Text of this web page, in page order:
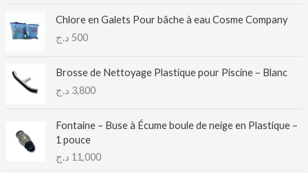
Chlore en Galets Pour bâche à eau Cosme Company
500 د.ج
Brosse de Nettoyage Plastique pour Piscine – Blanc
3,800 د.ج
Fontaine – Buse à Écume boule de neige en Plastique –
1 pouce
11,000 د.ج